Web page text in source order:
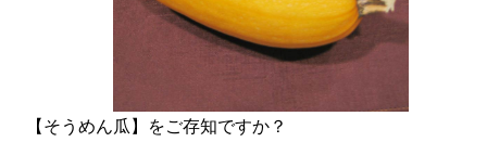
【そうめん瓜】をご存知ですか？